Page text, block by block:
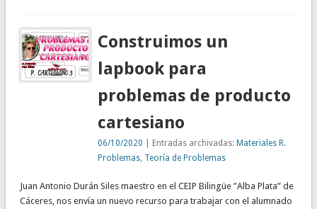
Construimos un
lapbook para
problemas de producto
cartesiano
06/10/2020 | Entradas archivadas:Materiales R.
Problemas Teoría de Problemas
Juan Antonio Durán Siles maestro en el CEIP Bilingüe ”Alba Plata” de
Cáceres, nos envía un nuevo recurso para trabajar con el alumnado